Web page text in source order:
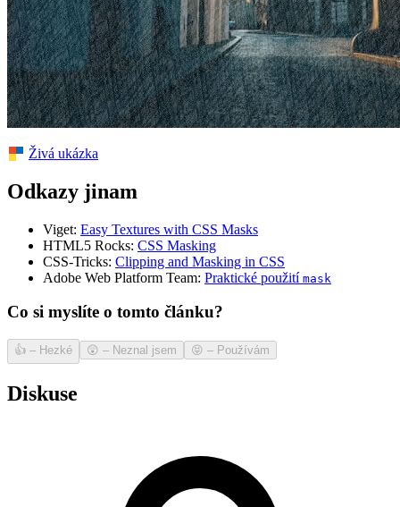
Živá ukázka
Odkazy jinam
Viget: Easy Textures with CSS Masks
HTML5 Rocks: CSS Masking
CSS-Tricks: Clipping and Masking in CSS
Adobe Web Platform Team: Praktické použití mask
Co si myslíte o tomto článku?
👍 – Hezké 😲 – Neznal jsem 😝 – Používám
Diskuse